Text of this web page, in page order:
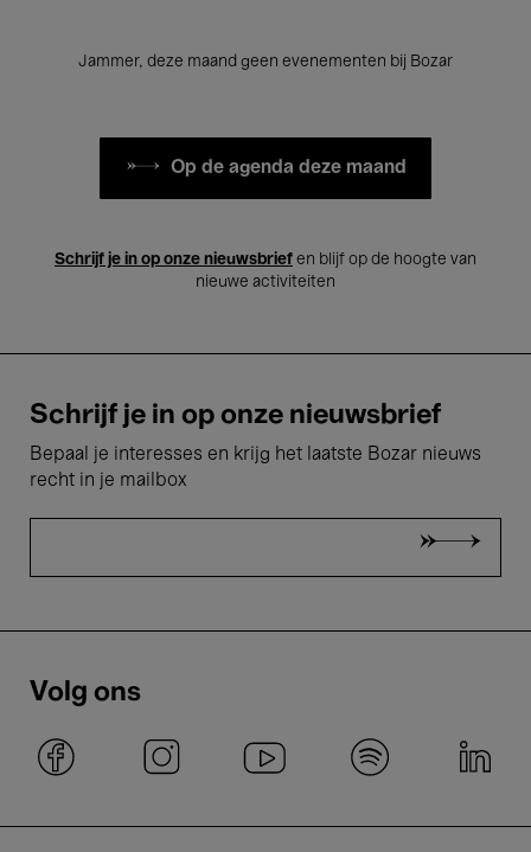
Jammer, deze maand geen evenementen bij Bozar
Op de agenda deze maand
Schrijf je in op onze nieuwsbrief en blijf op de hoogte van
nieuwe activiteiten
Schrijf je in op onze nieuwsbrief
Bepaal je interesses en krijg het laatste Bozar nieuws
recht in je mailbox
Volg ons